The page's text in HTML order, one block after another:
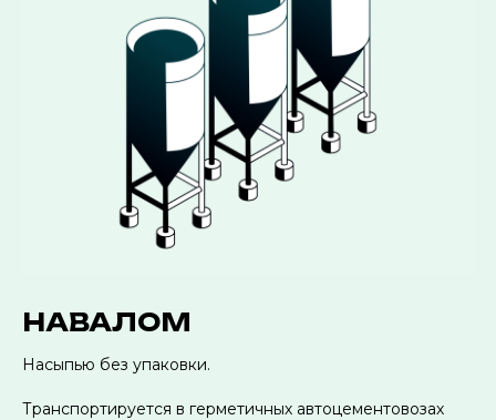
НАВАЛОМ
Насыпью без упаковки.
Транспортируется в герметичных автоцементовозах